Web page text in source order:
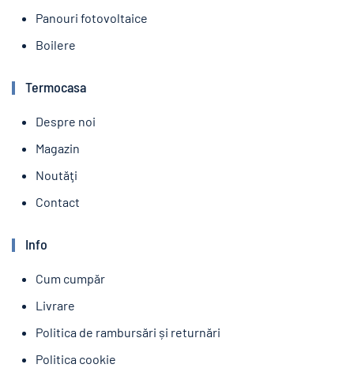
Panouri fotovoltaice
Boilere
Termocasa
Despre noi
Magazin
Noutăţi
Contact
Info
Cum cumpăr
Livrare
Politica de rambursări și returnări
Politica cookie